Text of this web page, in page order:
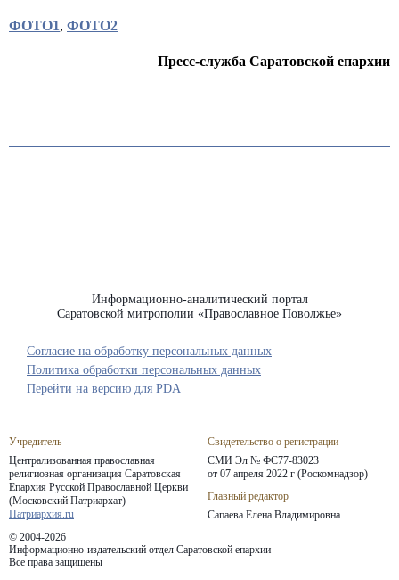
ФОТО1, ФОТО2
Пресс-служба Саратовской епархии
Информационно-аналитический портал
Саратовской митрополии «Православное Поволжье»
Учредитель
Централизованная православная
религиозная организация Саратовская
Епархия Русской Православной Церкви
(Московский Патриархат)
Патриархия.ru
Свидетельство о регистрации
СМИ Эл № ФС77-83023
от 07 апреля 2022 г (Роскомнадзор)
Главный редактор
Сапаева Елена Владимировна
© 2004-2026
Информационно-издательский отдел Саратовской епархии
Все права защищены
Согласие на обработку персональных данных
Политика обработки персональных данных
Перейти на версию для PDA